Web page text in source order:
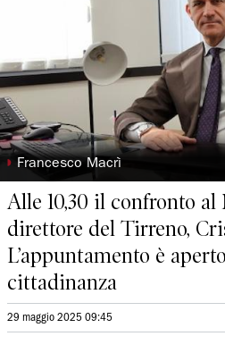
◗ Francesco Macrì
Alle 10,30 il confronto
direttore del Tirreno,
L’appuntamento è
cittadinanza
29 maggio 2025 09:45